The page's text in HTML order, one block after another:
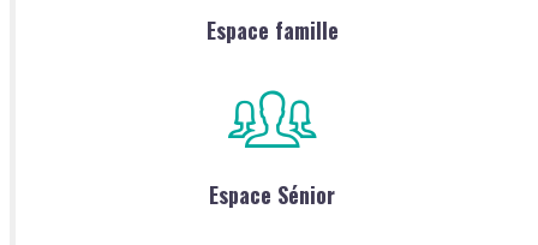
Espace famille
Espace Sénior